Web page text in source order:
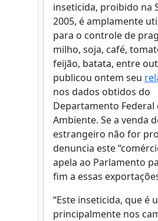
inseticida, proibido na
2005, é amplamente
para o controle de
milho, soja, café,
feijão, batata, entre
publicou ontem seu
nos dados obtidos do
Departamento Federal
Ambiente. Se a venda
estrangeiro não for
denuncia este
apela ao Parlamento
fim a essas
“Este inseticida, que é
principalmente nos